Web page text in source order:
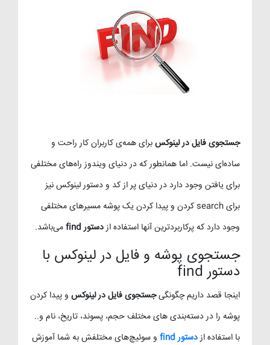
جستجوی فایل در لینوکسبرای همه‌ی کاربران کار راحت و
ساده‌ای نیست. اما همانطور که در دنیای ویندوز راه‌های مختلفی
برای یافتن وجود دارد در دنیای پر از کد و دستور لینوکس نیز
برای search کردن و پیدا کردن یک پوشه مسیرهای مختلفی
وجود دارد که پرکاربردترین آنها استفاده ازدستور find می‌باشد.
جستجوی پوشه و فایل در لینوکس با
دستور find
اینجا قصد داریم چگونگیجستجوی فایل در لینوکس و پیدا کردن
پوشه را در دسته‌بندی های مختلف حجم، پسوند، تاریخ، نام و..
با استفاده ازدستور find
و سوئیچ‌های مختلفش به شما آموزش